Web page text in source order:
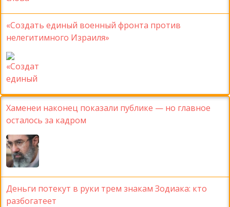
«Создать единый военный фронта против
нелегитимного Израиля»
Хаменеи наконец показали публике — но главное
осталось за кадром
Деньги потекут в руки трем знакам Зодиака: кто
разбогатеет